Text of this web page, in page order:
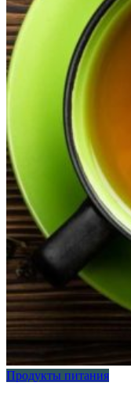
Продукты питания